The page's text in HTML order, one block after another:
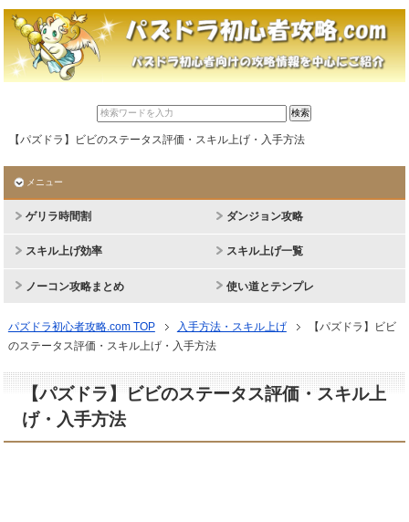
【パズドラ】ビビのステータス評価・スキル上げ・入手方法
メニュー
ゲリラ時間割 ダンジョン攻略
スキル上げ効率 スキル上げ一覧
ノーコン攻略まとめ 使い道とテンプレ
パズドラ初心者攻略.com TOP 入手方法・スキル上げ
【パズドラ】ビビ
のステータス評価・スキル上げ・入手方法
【パズドラ】ビビのステータス評価・スキル上
げ・入手方法